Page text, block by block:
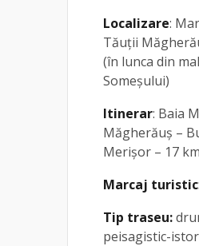
Localizare:
Tăuții
(în lunca din
Someșului)
Itinerar: Baia
Măgherăuș –
Merișor – 17 km
Marcaj turistic
Tip traseu:
peisagistic-